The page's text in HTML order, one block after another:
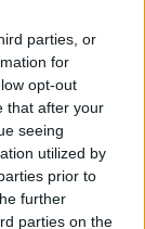
parties, or
for
opt-out
that after your
seeing
utilized by
prior to
further
parties on the